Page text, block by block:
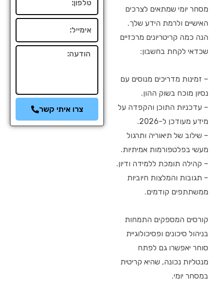
מסחר יומי שמתאים לצרכים
האישיים ולרמת הידע שלך.
הנה כמה קריטריונים מרכזיים
שכדאי לקחת בחשבון:
– זמינות מדריכים מנוסים עם
נסיון מוכח בשוק ההון.
– עדכניות התוכן והקפדה על
מידע מעודכן ל-2026.
– שילוב של תיאוריה ותרגול
מעשי בפלטפורמות אמיתיות.
– קהילה תומכת ללמידה ודיון.
– תגובות והמלצות חיוביות
ממשתתפים קודמים.
קורסים המספקים התמחות
בניהול סיכונים ופסיכולוגיית
סוחר יאפשרו גם לפתח
מנטליות נכונה, שהיא קריטית
במסחר יומי.
הודעה
צרו איתי קשר